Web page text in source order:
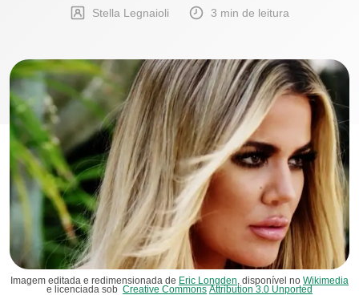
Stella Legnaioli 3 min de leitura
Imagem editada e redimensionada de Eric Longden , disponível no Wikimedia
e licenciada sob Creative Commons Attribution 3.0 Unported